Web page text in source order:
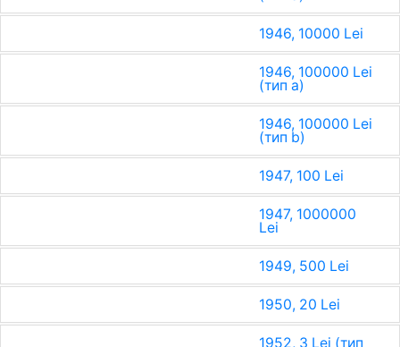
1946, 10000 Lei
1946, 100000 Lei
(тип a)
1946, 100000 Lei
(тип b)
1947, 100 Lei
1947, 1000000
Lei
1949, 500 Lei
1950, 20 Lei
1952, 3 Lei (тип